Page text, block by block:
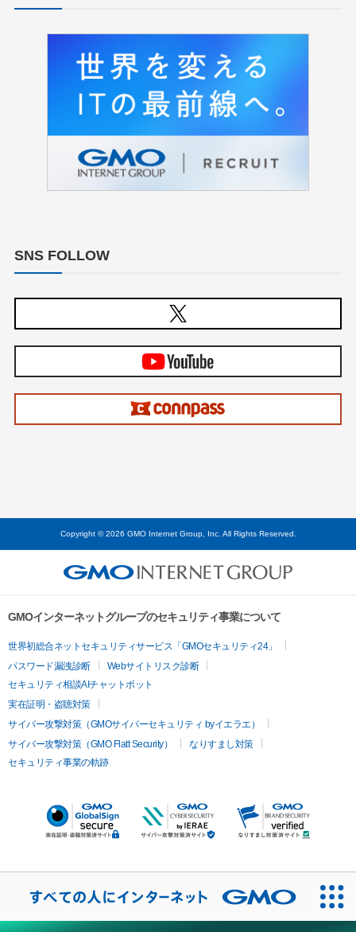
SNS FOLLOW
Copyright © 2026 GMO Internet Group, Inc. All Rights Reserved.
GMOインターネットグループのセキュリティ事業について
世界初総合ネットセキュリティサービス「GMOセキュリティ24」
パスワード漏洩診断
Webサイトリスク診断
セキュリティ相談AIチャットボット
実在証明・盗聴対策
サイバー攻撃対策（GMOサイバーセキュリティ byイエラエ）
サイバー攻撃対策（GMO Flatt Security）
なりすまし対策
セキュリティ事業の軌跡